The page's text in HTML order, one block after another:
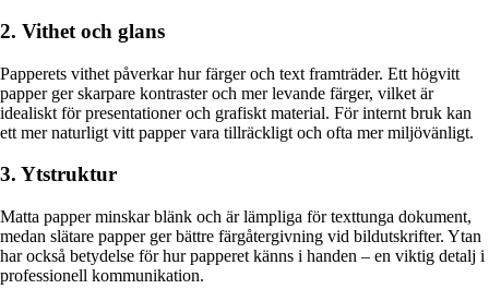
2. Vithet och glans
Papperets vithet påverkar hur färger och text framträder. Ett högvitt
papper ger skarpare kontraster och mer levande färger, vilket är
idealiskt för presentationer och grafiskt material. För internt bruk kan
ett mer naturligt vitt papper vara tillräckligt och ofta mer miljövänligt.
3. Ytstruktur
Matta papper minskar blänk och är lämpliga för texttunga dokument,
medan slätare papper ger bättre färgåtergivning vid bildutskrifter. Ytan
har också betydelse för hur papperet känns i handen – en viktig detalj i
professionell kommunikation.